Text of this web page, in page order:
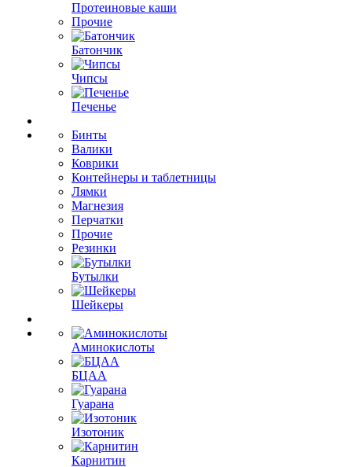
Протеиновые каши
Прочие
Батончик
Чипсы
Печенье
Бинты
Валики
Коврики
Контейнеры и таблетницы
Лямки
Магнезия
Перчатки
Прочие
Резинки
Бутылки
Шейкеры
Аминокислоты
БЦАА
Гуарана
Изотоник
Карнитин